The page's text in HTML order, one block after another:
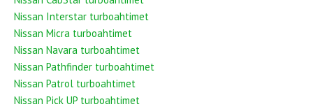
Nissan Interstar turboahtimet
Nissan Micra turboahtimet
Nissan Navara turboahtimet
Nissan Pathfinder turboahtimet
Nissan Patrol turboahtimet
Nissan Pick UP turboahtimet